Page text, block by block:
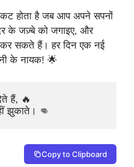
होता है जब आप अपने सपनों
के जज़्बे को जगाइए, और
कर सकते हैं। हर दिन एक नई
के नायक! 🌟
हैं, 🔥
झुकाते। 👊
Copy to Clipboard